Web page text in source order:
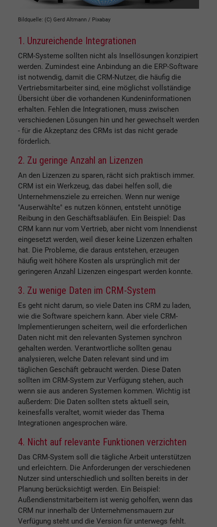
Bildquelle: (C) Gerd Altmann / Pixabay
1. Unzureichende Integrationen
CRM-Systeme sollten nicht als Insellösungen konzipiert
werden. Zumindest eine Anbindung an die ERP-Software
ist notwendig, damit die CRM-Nutzer, die häufig die
Vertriebsmitarbeiter sind, eine möglichst vollständige
Übersicht über die vorhandenen Kundeninformationen
erhalten. Fehlen die Integrationen, muss zwischen
verschiedenen Lösungen hin und her gewechselt werden
- für die Akzeptanz des CRMs ist das nicht gerade
förderlich.
2. Zu geringe Anzahl an Lizenzen
An den Lizenzen zu sparen, rächt sich praktisch immer.
CRM ist ein Werkzeug, das dabei helfen soll, die
Unternehmensziele zu erreichen. Wenn nur wenige
"Auserwählte" es nutzen können, entsteht unnötige
Reibung in den Geschäftsabläufen. Ein Beispiel: Das
CRM kann nur vom Vertrieb, aber nicht vom Innendienst
eingesetzt werden, weil dieser keine Lizenzen erhalten
hat. Die Probleme, die daraus entstehen, erzeugen
häufig weit höhere Kosten als ursprünglich mit der
geringeren Anzahl Lizenzen eingespart werden konnte.
3. Zu wenige Daten im CRM-System
Es geht nicht darum, so viele Daten ins CRM zu laden,
wie die Software speichern kann. Aber viele CRM-
Implementierungen scheitern, weil die erforderlichen
Daten nicht mit den relevanten Systemen synchron
gehalten werden. Verantwortliche sollten genau
analysieren, welche Daten relevant sind und im
täglichen Geschäft gebraucht werden. Diese Daten
sollten im CRM-System zur Verfügung stehen, auch
wenn sie aus anderen Systemen kommen. Wichtig ist
außerdem: Die Daten sollten stets aktuell sein,
keinesfalls veraltet, womit wieder das Thema
Integrationen angesprochen wäre.
4. Nicht auf relevante Funktionen verzichten
Das CRM-System soll die tägliche Arbeit unterstützen
und erleichtern. Die Anforderungen der verschiedenen
Nutzer sind unterschiedlich und sollten bereits in der
Planung berücksichtigt werden. Ein Beispiel:
Außendienstmitarbeitern ist wenig geholfen, wenn das
CRM nur innerhalb der Unternehmensmauern zur
Verfügung steht und die Version für unterwegs fehlt.